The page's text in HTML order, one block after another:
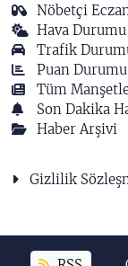
Nöbetçi
Hava Durumu
Trafik
Puan
Tüm
Son Dakika
Haber Arşivi
Gizlilik